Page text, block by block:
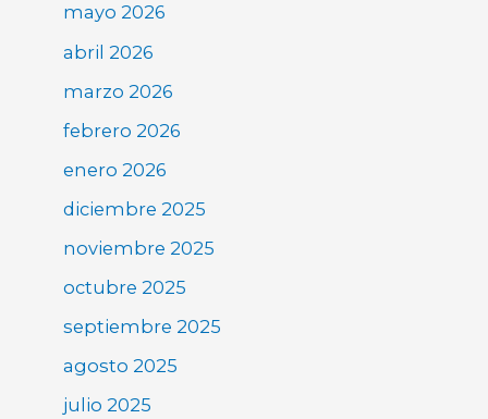
mayo 2026
abril 2026
marzo 2026
febrero 2026
enero 2026
diciembre 2025
noviembre 2025
octubre 2025
septiembre 2025
agosto 2025
julio 2025